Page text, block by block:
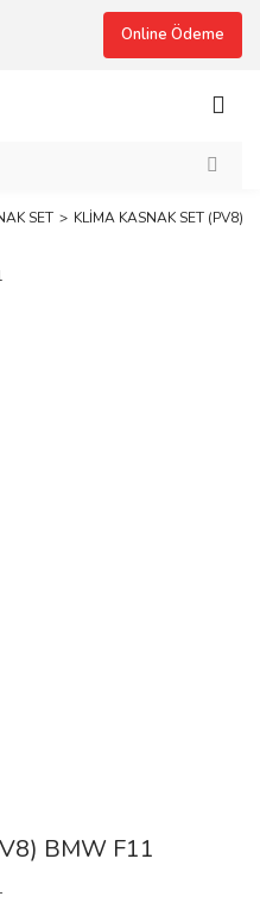
Online Ödeme
SET KLİMA KASNAK SET (PV8)
BMW F11